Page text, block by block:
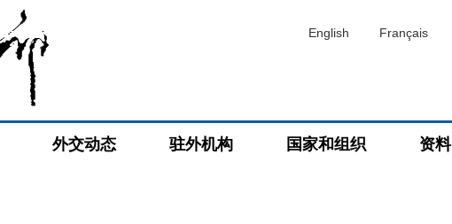
English Français
外交动态 驻外机构 国家和组织 资料